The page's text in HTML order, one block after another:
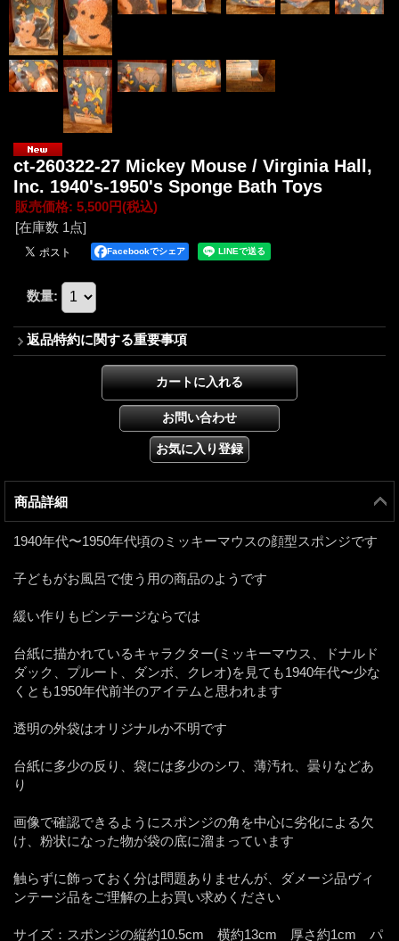
ct-260322-27 Mickey Mouse / Virginia Hall,
Inc. 1940's-1950's Sponge Bath Toys
販売価格: 5,500円(税込)
[在庫数 1点]
Facebookでシェア
数量:
返品特約に関する重要事項
商品詳細
1940年代〜1950年代頃のミッキーマウスの顔型スポンジです
子どもがお風呂で使う用の商品のようです
緩い作りもビンテージならでは
台紙に描かれているキャラクター(ミッキーマウス、ドナルド
ダック、プルート、ダンボ、クレオ)を見ても1940年代〜少な
くとも1950年代前半のアイテムと思われます
透明の外袋はオリジナルか不明です
台紙に多少の反り、袋には多少のシワ、薄汚れ、曇りなどあ
り
画像で確認できるようにスポンジの角を中心に劣化による欠
け、粉状になった物が袋の底に溜まっています
触らずに飾っておく分は問題ありませんが、ダメージ品ヴィ
ンテージ品をご理解の上お買い求めください
サイズ：スポンジの縦約10.5cm 横約13cm 厚さ約1cm パ